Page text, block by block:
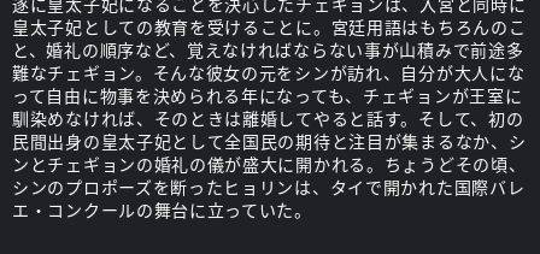
皇太子妃としての教育を受けることに。宮廷用語はもちろんのこ
と、婚礼の順序など、覚えなければならない事が山積みで前途多
難なチェギョン。そんな彼女の元をシンが訪れ、自分が大人にな
って自由に物事を決められる年になっても、チェギョンが王室に
馴染めなければ、そのときは離婚してやると話す。そして、初の
民間出身の皇太子妃として全国民の期待と注目が集まるなか、シ
ンとチェギョンの婚礼の儀が盛大に開かれる。ちょうどその頃、
シンのプロポーズを断ったヒョリンは、タイで開かれた国際バレ
エ・コンクールの舞台に立っていた。